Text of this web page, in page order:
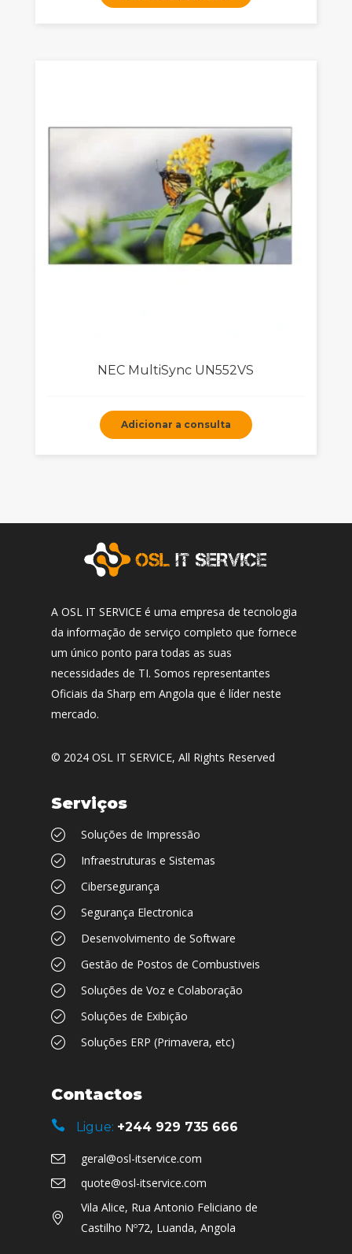
NEC MultiSync UN552VS
Adicionar a consulta
A OSL IT SERVICE é uma empresa de tecnologia
da informação de serviço completo que fornece
um único ponto para todas as suas
necessidades de TI. Somos representantes
Oficiais da Sharp em Angola que é líder neste
mercado.
© 2024 OSL IT SERVICE, All Rights Reserved
Serviços
Soluções de Impressão
Infraestruturas e Sistemas
Cibersegurança
Segurança Electronica
Desenvolvimento de Software
Gestão de Postos de Combustiveis
Soluções de Voz e Colaboração
Soluções de Exibição
Soluções ERP (Primavera, etc)
Contactos
Ligue: +244 929 735 666
geral@osl-itservice.com
quote@osl-itservice.com
Vila Alice, Rua Antonio Feliciano de
Castilho Nº72, Luanda, Angola